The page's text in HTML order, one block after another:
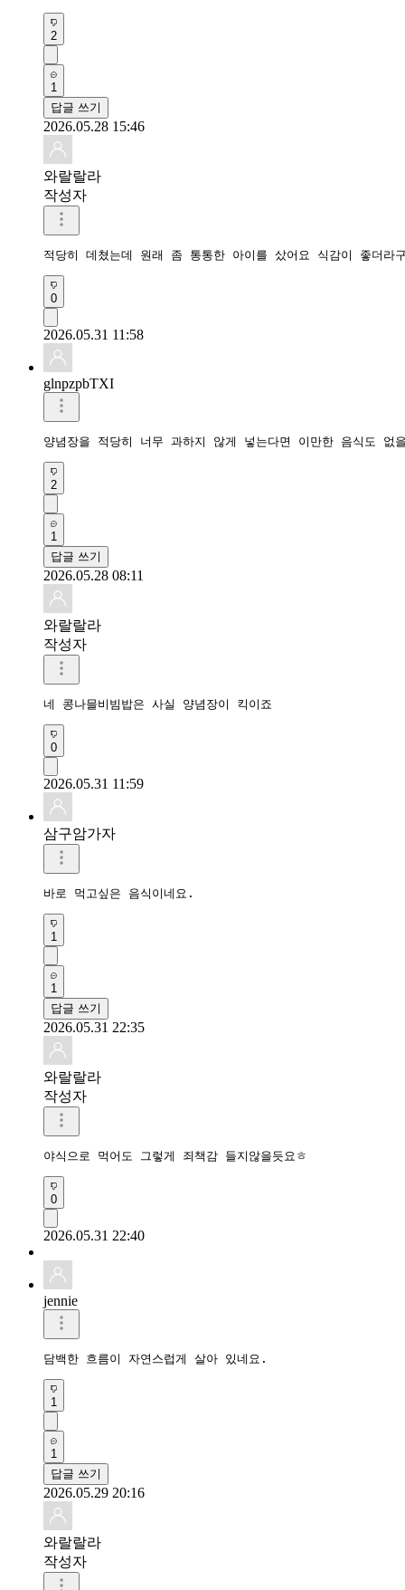
2
1
답글 쓰기
2026.05.28 15:46
와랄랄라
작성자
적당히 데쳤는데 원래 좀 통통한 아이를 샀어요 식감이 좋더라
0
2026.05.31 11:58
glnpzpbTXI
양념장을 적당히 너무 과하지 않게 넣는다면 이만한 음식도
2
1
답글 쓰기
2026.05.28 08:11
와랄랄라
작성자
네 콩나믈비빔밥은 사실 양념장이 킥이죠
0
2026.05.31 11:59
삼구암가자
바로 먹고싶은 음식이네요.
1
1
답글 쓰기
2026.05.31 22:35
와랄랄라
작성자
야식으로 먹어도 그렇게 죄책감 들지않을듯요ㅎ
0
2026.05.31 22:40
jennie
담백한 흐름이 자연스럽게 살아 있네요.
1
1
답글 쓰기
2026.05.29 20:16
와랄랄라
작성자